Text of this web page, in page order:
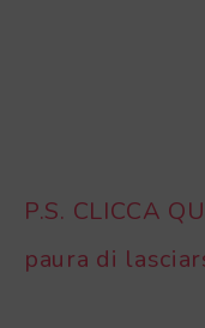
P.S. CLICCA
paura di